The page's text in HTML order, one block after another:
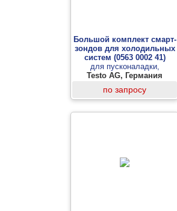
Большой комплект смарт-
зондов для холодильных
систем (0563 0002 41)
для пусконаладки,
сервисного обслуживания и
систем и систем
кондиционирования
Testo AG, Германия
по запросу